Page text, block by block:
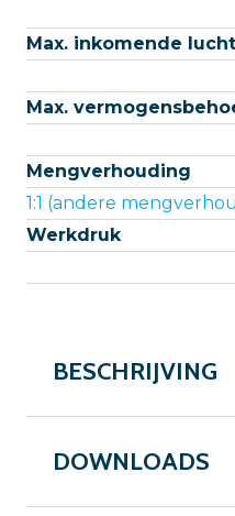
Max. inkomende
Max.
Mengverhouding
1:1 (andere
Werkdruk
BESCHRIJVING
DOWNLOADS